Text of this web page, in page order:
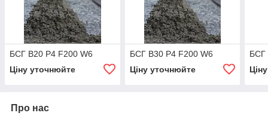
БСГ В20 Р4 F200 W6
Ціну уточнюйте
БСГ В30 Р4 F200 W6
Ціну уточнюйте
БСГ
Про нас